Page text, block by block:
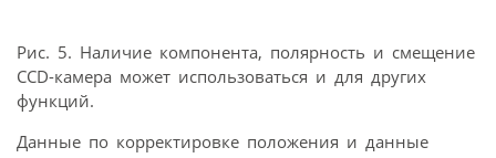
Рис. 5. Наличие компонента, полярность и смещение
CCD-камера может использоваться и для других
функций.
Данные по корректировке положения и данные